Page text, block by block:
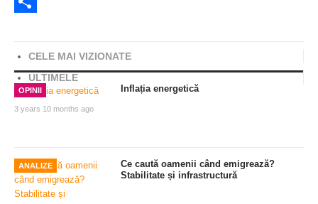
CELE MAI VIZIONATE
ULTIMELE
OPINII
3 years 10 months ago
Inflația energetică
ANALIZE
Ce caută oamenii când emigrează?
Stabilitate și infrastructură